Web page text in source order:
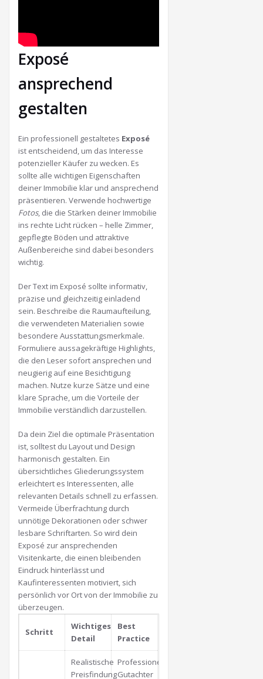
Exposé
ansprechend
gestalten
Ein professionell gestaltetes Exposé
ist entscheidend, um das Interesse
potenzieller Käufer zu wecken. Es
sollte alle wichtigen Eigenschaften
deiner Immobilie klar und ansprechend
präsentieren. Verwende hochwertige
Fotos, die die Stärken deiner Immobilie
ins rechte Licht rücken – helle Zimmer,
gepflegte Böden und attraktive
Außenbereiche sind dabei besonders
wichtig.
Der Text im Exposé sollte informativ,
präzise und gleichzeitig einladend
sein. Beschreibe die Raumaufteilung,
die verwendeten Materialien sowie
besondere Ausstattungsmerkmale.
Formuliere aussagekräftige Highlights,
die den Leser sofort ansprechen und
neugierig auf eine Besichtigung
machen. Nutze kurze Sätze und eine
klare Sprache, um die Vorteile der
Immobilie verständlich darzustellen.
Da dein Ziel die optimale Präsentation
ist, solltest du Layout und Design
harmonisch gestalten. Ein
übersichtliches Gliederungssystem
erleichtert es Interessenten, alle
relevanten Details schnell zu erfassen.
Vermeide Überfrachtung durch
unnötige Dekorationen oder schwer
lesbare Schriftarten. So wird dein
Exposé zur ansprechenden
Visitenkarte, die einen bleibenden
Eindruck hinterlässt und
Kaufinteressenten motiviert, sich
persönlich vor Ort von der Immobilie zu
überzeugen.
Schritt
Wichtiges
Detail
Best
Practice
Realistische
Preisfindung
Professionellen
Gutachter